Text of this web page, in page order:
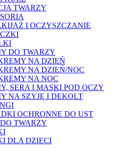
TWARZY
I OCZYSZCZANIE
DO TWARZY
NA DZIEŃ
NA DZIEŃ/NOC
NA NOC
SERA I MASKI POD OCZY
NA SZYJĘ I DEKOLT
OCHRONNE DO UST
TWARZY
DLA DZIECI